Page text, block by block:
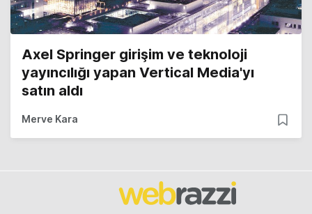
Axel Springer girişim ve teknoloji
yayıncılığı yapan Vertical Media'yı
satın aldı
Merve Kara